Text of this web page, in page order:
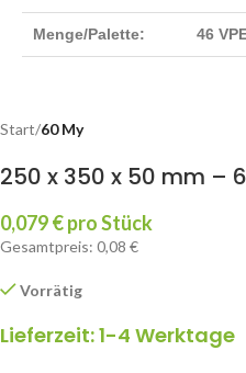
Menge/Palette: 46
Start 60 My
250 x 350 x 50 mm –
0,079 € pro Stück
Gesamtpreis: 0,08 €
Vorrätig
Lieferzeit: 1-4 Werktage